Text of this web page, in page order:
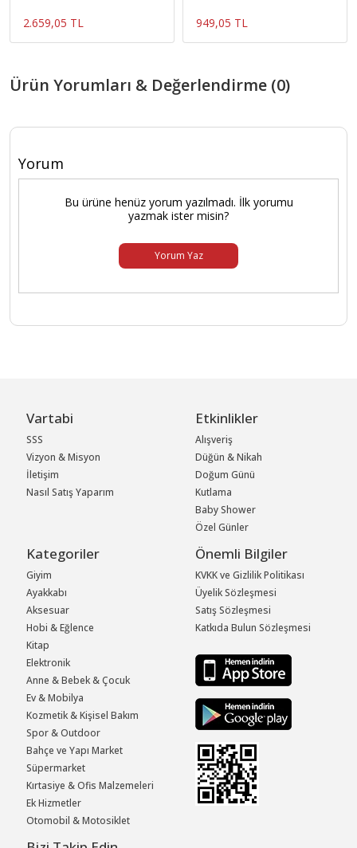
2.659,05 TL 949,05 TL
Ürün Yorumları & Değerlendirme (0)
Yorum
Bu ürüne henüz yorum yazılmadı. İlk yorumu
yazmak ister misin?
Yorum Yaz
Vartabi
SSS
Vizyon & Misyon
İletişim
Nasıl Satış Yaparım
Etkinlikler
Alışveriş
Düğün & Nikah
Doğum Günü
Kutlama
Baby Shower
Özel Günler
Kategoriler
Giyim
Ayakkabı
Aksesuar
Hobi & Eğlence
Kitap
Elektronik
Anne & Bebek & Çocuk
Ev & Mobilya
Kozmetik & Kişisel Bakım
Spor & Outdoor
Bahçe ve Yapı Market
Süpermarket
Kırtasiye & Ofis Malzemeleri
Ek Hizmetler
Otomobil & Motosiklet
Önemli Bilgiler
KVKK ve Gizlilik Politikası
Üyelik Sözleşmesi
Satış Sözleşmesi
Katkıda Bulun Sözleşmesi